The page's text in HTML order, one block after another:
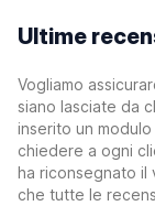
Ultime
Vogliamo
siano lasciate da
inserito un
chiedere a ogni
ha riconsegnato il
che tutte le